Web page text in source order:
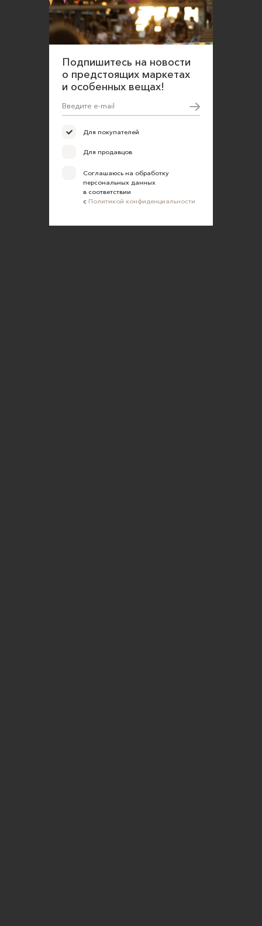
Подпишитесь на новости
о предстоящих маркетах
и особенных вещах!
Для покупателей
Для продавцов
Соглашаюсь на обработку
персональных данных
в соответствии
с Политикой конфиденциальности